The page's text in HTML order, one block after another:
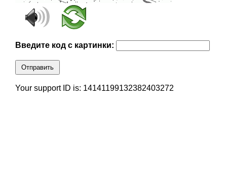
Введите код с картинки:
Отправить
Your support ID is: 14141199132382403272